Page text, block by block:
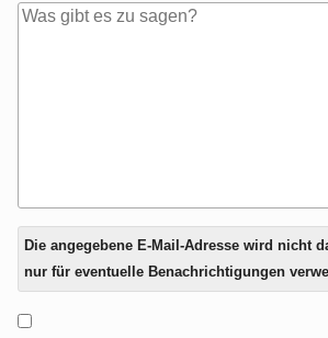
Antwort
Die angegebene E-Mail-Adresse wird nicht
nur für eventuelle Benachrichtigungen